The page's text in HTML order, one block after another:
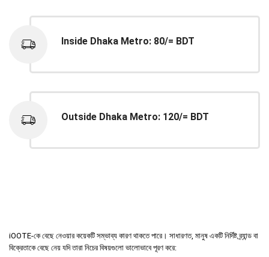
Inside Dhaka Metro: 80/= BDT
Outside Dhaka Metro: 120/= BDT
iOOTE-কে বেছে নেওয়ার কয়েকটি সম্ভাব্য কারণ থাকতে পারে। সাধারণত, মানুষ একটি নির্দিষ্ট ব্র্যান্ড বা
বিক্রেতাকে বেছে নেয় যদি তারা নিচের বিষয়গুলো ভালোভাবে পূরণ করে: